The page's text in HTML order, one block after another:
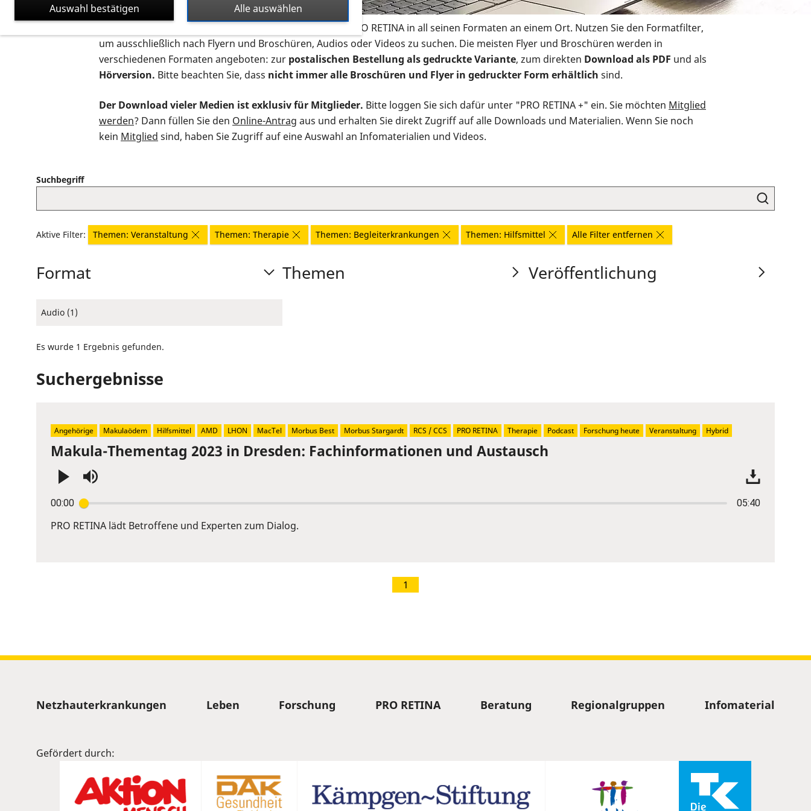
Auf dieser Seite finden Sie sämtliches Infomaterial der PRO RETINA in all seinen Formaten an einem Ort. Nutzen Sie den Formatfilter,
um ausschließlich nach Flyern und Broschüren, Audios oder Videos zu suchen. Die meisten Flyer und Broschüren werden in
verschiedenen Formaten angeboten: zur postalischen Bestellung als gedruckte Variante, zum direkten Download als PDF und als
Hörversion. Bitte beachten Sie, dass nicht immer alle Broschüren und Flyer in gedruckter Form erhältlich sind.
Der Download vieler Medien ist exklusiv für Mitglieder. Bitte loggen Sie sich dafür unter "PRO RETINA +" ein. Sie möchten Mitglied
werden? Dann füllen Sie den Online-Antrag aus und erhalten Sie direkt Zugriff auf alle Downloads und Materialien. Wenn Sie noch
kein Mitglied sind, haben Sie Zugriff auf eine Auswahl an Infomaterialien und Videos.
Suchbegriff
Aktive Filter: Themen: Veranstaltung Themen: Therapie Themen: Begleiterkrankungen Themen: Hilfsmittel Alle Filter entfernen
Format
Audio (1)
Themen Veröffentlichung
Es wurde 1 Ergebnis gefunden.
Suchergebnisse
Makula-Thementag 2023 in Dresden: Fachinformationen und Austausch
00:00 05:40
Enter
or
PRO RETINA lädt Betroffene und Experten zum Dialog.
Angehörige Makulaödem Hilfsmittel AMD LHON MacTel Morbus Best Morbus Stargardt RCS / CCS PRO RETINA Therapie Podcast Forschung heute Veranstaltung Hybrid
1
Sitemap
Netzhauterkrankungen Leben Forschung PRO RETINA Beratung Regionalgruppen Infomaterial
Gefördert durch:
Alle auswählen
Auswahl bestätigen